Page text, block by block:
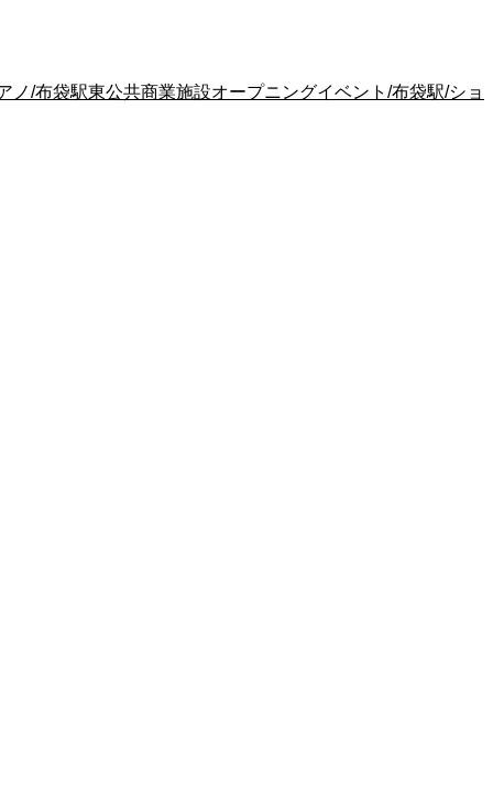
/布袋駅東公共商業施設オープニングイベント/布袋駅/ショ